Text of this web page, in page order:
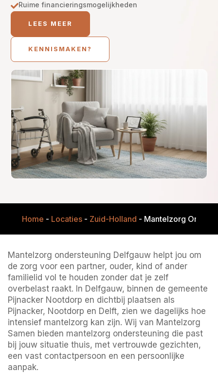
Ruime financieringsmogelijkheden
LEES MEER
KENNISMAKEN?
Home - Locaties- Zuid-Holland - Mantelzorg
Mantelzorg ondersteuning Delfgauw helpt jou om
de zorg voor een partner, ouder, kind of ander
familielid vol te houden zonder dat je zelf
overbelast raakt. In Delfgauw, binnen de gemeente
Pijnacker Nootdorp en dichtbij plaatsen als
Pijnacker, Nootdorp en Delft, zien we dagelijks hoe
intensief mantelzorg kan zijn. Wij van Mantelzorg
Samen bieden mantelzorg ondersteuning die past
bij jouw situatie thuis, met vertrouwde gezichten,
een vast contactpersoon en een persoonlijke
aanpak.